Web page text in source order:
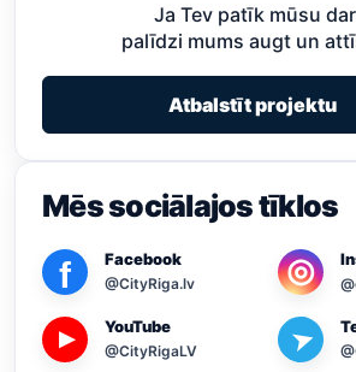
Ja Tev patīk mūsu
palīdzi mums augt un
Atbalstīt projektu
Mēs sociālajos tīklos
f Facebook
@CityRiga.lv ◎
▶
YouTube
@CityRigaLV ➤